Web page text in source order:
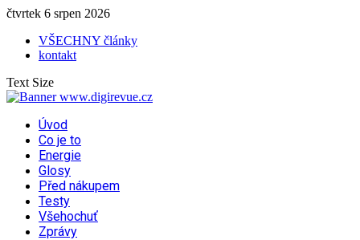
čtvrtek 6 srpen 2026
VŠECHNY články
kontakt
Text Size
Úvod
Co je to
Energie
Glosy
Před nákupem
Testy
Všehochuť
Zprávy